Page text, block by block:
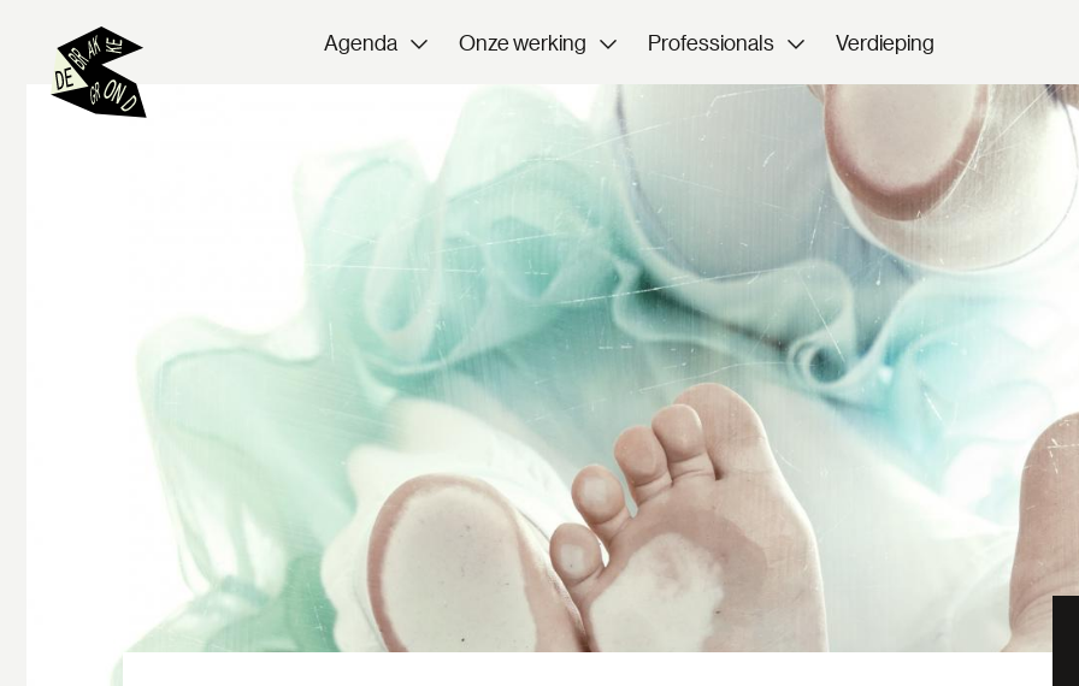
Agenda Onze werking Professionals Verdieping